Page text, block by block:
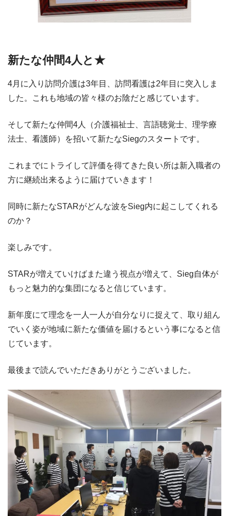
新たな仲間4人と★
4月に入り訪問介護は3年目、訪問看護は2年目に突入しま
した。これも地域の皆々様のお陰だと感じています。
そして新たな仲間4人（介護福祉士、言語聴覚士、理学療
法士、看護師）を招いて新たなSiegのスタートです。
これまでにトライして評価を得てきた良い所は新入職者の
方に継続出来るように届けていきます！
同時に新たなSTARがどんな波をSieg内に起こしてくれる
のか？
楽しみです。
STARが増えていけばまた違う視点が増えて、Sieg自体が
もっと魅力的な集団になると信じています。
新年度にて理念を一人一人が自分なりに捉えて、取り組ん
でいく姿が地域に新たな価値を届けるという事になると信
じています。
最後まで読んでいただきありがとうございました。